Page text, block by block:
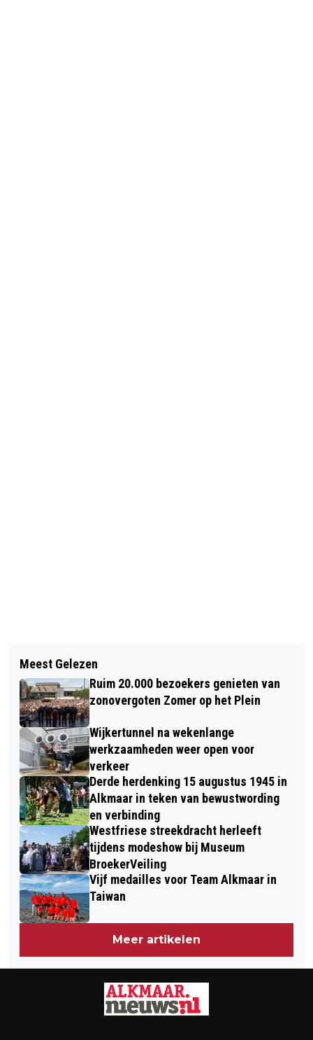
ELLEN LANGENDAM BRENGT ‘ELLIE DE
OLIFANT’ NAAR 115 BIOSCOPEN
OPSCHOONDAG EUROPABOULEVARD
BRENGT BEWONERS EN PARTNERS
SAMEN
Meest Gelezen
Ruim 20.000 bezoekers genieten van
zonovergoten Zomer op het Plein
Wijkertunnel na wekenlange
werkzaamheden weer open voor
verkeer
Derde herdenking 15 augustus 1945 in
Alkmaar in teken van bewustwording
en verbinding
Westfriese streekdracht herleeft
tijdens modeshow bij Museum
BroekerVeiling
Vijf medailles voor Team Alkmaar in
Taiwan
Meer artikelen